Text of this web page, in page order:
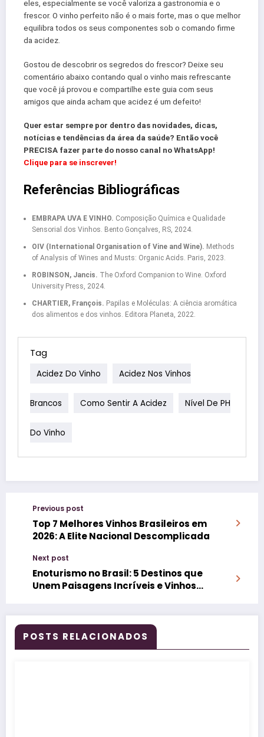
eles, especialmente se você valoriza a gastronomia e o
frescor. O vinho perfeito não é o mais forte, mas o que melhor
equilibra todos os seus componentes sob o comando firme
da acidez.
Gostou de descobrir os segredos do frescor? Deixe seu
comentário abaixo contando qual o vinho mais refrescante
que você já provou e compartilhe este guia com seus
amigos que ainda acham que acidez é um defeito!
Quer estar sempre por dentro das novidades, dicas,
notícias e tendências da área da saúde? Então você
PRECISA fazer parte do nosso canal no WhatsApp!
Clique para se inscrever!
Referências Bibliográficas
EMBRAPA UVA E VINHO. Composição Química e Qualidade
Sensorial dos Vinhos. Bento Gonçalves, RS, 2024.
OIV (International Organisation of Vine and Wine). Methods
of Analysis of Wines and Musts: Organic Acids. Paris, 2023.
ROBINSON, Jancis. The Oxford Companion to Wine. Oxford
University Press, 2024.
CHARTIER, François. Papilas e Moléculas: A ciência aromática
dos alimentos e dos vinhos. Editora Planeta, 2022.
Tag
Acidez Do Vinho Acidez Nos Vinhos
Brancos Como Sentir A Acidez Nível De PH
Do Vinho
Previous post
Top 7 Melhores Vinhos Brasileiros em
2026: A Elite Nacional Descomplicada
Next post
Enoturismo no Brasil: 5 Destinos que
Unem Paisagens Incríveis e Vinhos
POSTS RELACIONADOS